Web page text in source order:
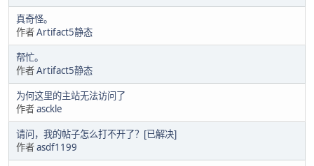
真奇怪。
作者Artifact5静态
帮忙。
作者Artifact5静态
为何这里的主站无法访问了
作者asckle
请问，我的帖子怎么打不开了？[已解决]
作者asdf1199